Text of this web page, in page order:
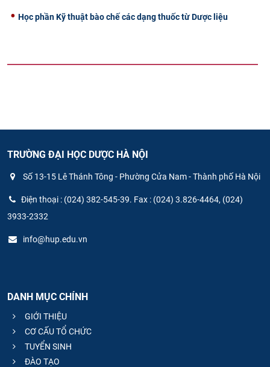
Học phần Kỹ thuật bào chế các dạng thuốc từ Dược liệu
TRƯỜNG ĐẠI HỌC DƯỢC HÀ NỘI
Số 13-15 Lê Thánh Tông - Phường Cửa Nam - Thành phố Hà Nội
Điện thoại : (024) 382-545-39. Fax : (024) 3.826-4464, (024)
3933-2332
info@hup.edu.vn
DANH MỤC CHÍNH
GIỚI THIỆU
CƠ CẤU TỔ CHỨC
TUYỂN SINH
ĐÀO TẠO